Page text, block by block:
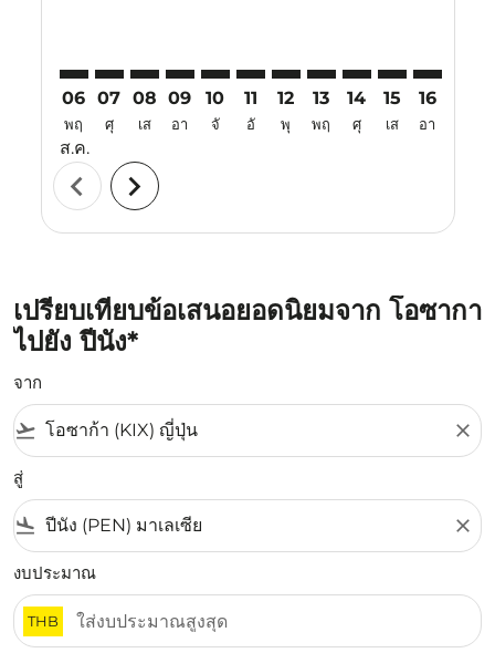
06
พฤ
ส.ค.
07
ศุ
08
เส
09
อา
10
จั
11
อั
12
พุ
13
พฤ
14
ศุ
15
เส
16
อา
chevron_left chevron_right
เปรียบเทียบข้อเสนอยอดนิยมจาก โอซากา
ไปยัง ปีนัง*
จาก
flight_takeoff close
สู่
flight_land close
งบประมาณ
THB